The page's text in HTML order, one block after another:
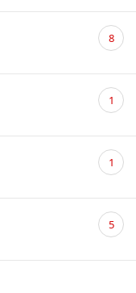
댓
글 8
댓
글 1
댓
글 1
댓
글 5